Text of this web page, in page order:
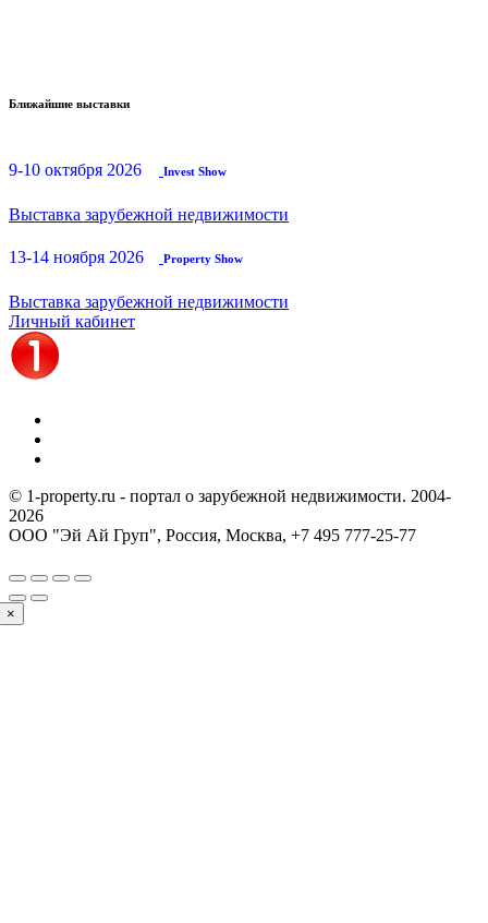
Ближайшие выставки
9-10 октября 2026 Invest Show
Выставка зарубежной недвижимости
13-14 ноября 2026 Property Show
Выставка зарубежной недвижимости
Личный кабинет
© 1-property.ru - портал о зарубежной недвижимости. 2004-
2026
ООО "Эй Ай Груп", Россия, Москва, +7 495 777-25-77
×